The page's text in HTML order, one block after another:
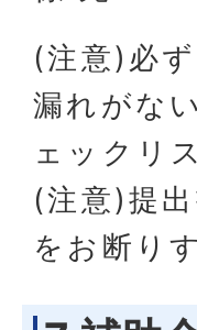
(注意)必
漏れがな
ェックリ
(注意)提
をお断り